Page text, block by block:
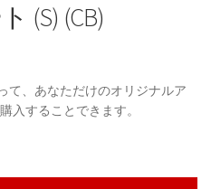
(S) (CB)
て、あなただけのオリジナルア
入することできます。